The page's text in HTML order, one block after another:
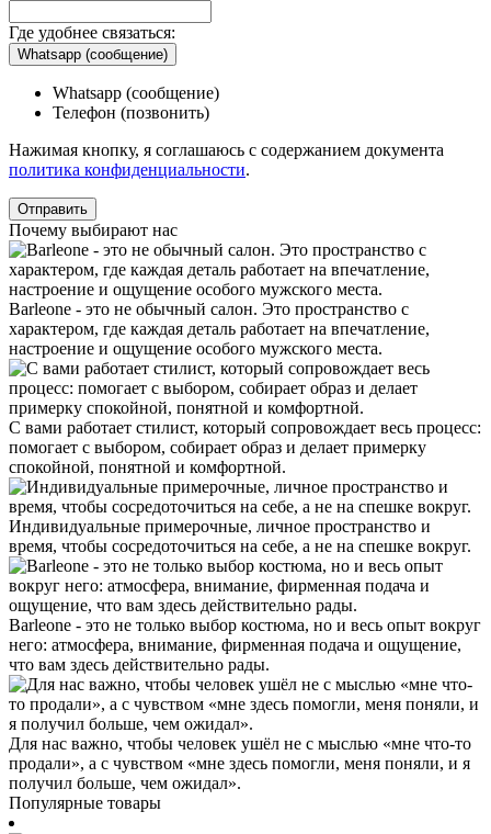
Где удобнее связаться:
Whatsapp (сообщение)
Whatsapp (сообщение)
Телефон (позвонить)
Нажимая кнопку, я соглашаюсь с содержанием документа
политика конфиденциальности.
Почему выбирают нас
Barleone - это не обычный салон. Это пространство с
характером, где каждая деталь работает на впечатление,
настроение и ощущение особого мужского места.
С вами работает стилист, который сопровождает весь процесс:
помогает с выбором, собирает образ и делает примерку
спокойной, понятной и комфортной.
Индивидуальные примерочные, личное пространство и
время, чтобы сосредоточиться на себе, а не на спешке вокруг.
Barleone - это не только выбор костюма, но и весь опыт вокруг
него: атмосфера, внимание, фирменная подача и ощущение,
что вам здесь действительно рады.
Для нас важно, чтобы человек ушёл не с мыслью «мне что-то
продали», а с чувством «мне здесь помогли, меня поняли, и я
получил больше, чем ожидал».
Популярные товары